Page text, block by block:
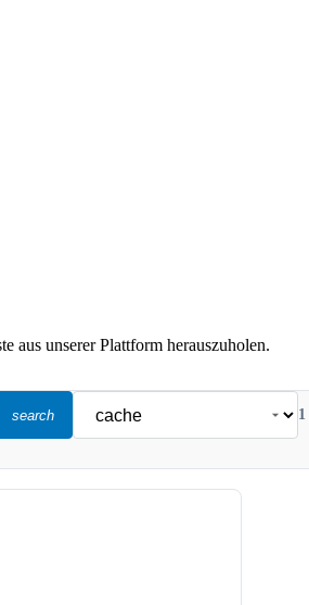
aus unserer Plattform herauszuholen.
search 1